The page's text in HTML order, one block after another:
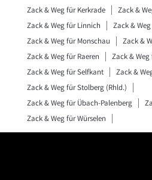
Zack & Weg für Kerkrade
Zack &
Zack & Weg für Linnich
Zack &
Zack & Weg für Monschau
Zack &
Zack & Weg für Raeren
Zack &
Zack & Weg für Selfkant
Zack &
Zack & Weg für Stolberg (Rhld.)
Zack & Weg für Übach-Palenberg
Zack & Weg für Würselen